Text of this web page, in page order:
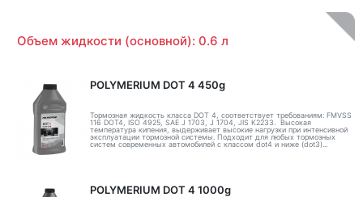
Объем жидкости (основной): 0.6 л
POLYMERIUM DOT 4 450g
Тормозная жидкость класса DOT 4, соответствует требованиям: FMVSS
116 DOT4, ISO 4925, SAE J 1703, J 1704, JIS K2233. Высокая
температура кипения, выдерживает высокие нагрузки при интенсивной
эксплуатации тормозной системы. Подходит для любых тормозных
систем современных автомобилей с классом dot4 и ниже (dot3)...
POLYMERIUM DOT 4 1000g